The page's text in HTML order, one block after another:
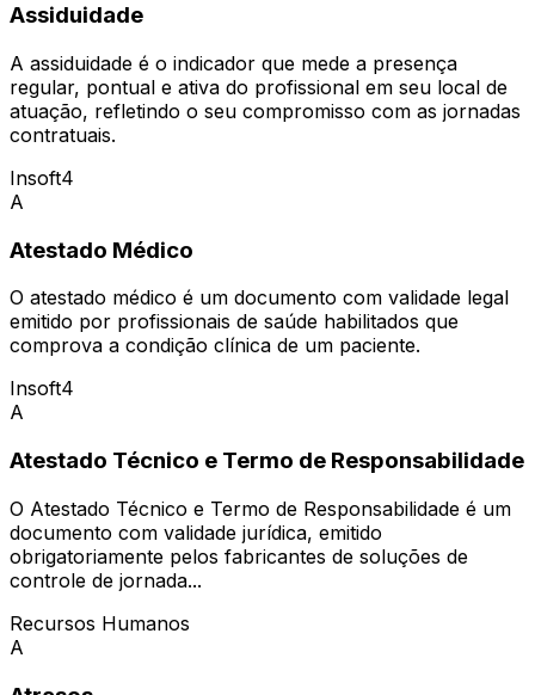
Assiduidade
A assiduidade é o indicador que mede a presença
regular, pontual e ativa do profissional em seu local de
atuação, refletindo o seu compromisso com as jornadas
contratuais.
Insoft4
A
Atestado Médico
O atestado médico é um documento com validade legal
emitido por profissionais de saúde habilitados que
comprova a condição clínica de um paciente.
Insoft4
A
Atestado Técnico e Termo de Responsabilidade
O Atestado Técnico e Termo de Responsabilidade é um
documento com validade jurídica, emitido
obrigatoriamente pelos fabricantes de soluções de
controle de jornada...
Recursos Humanos
A